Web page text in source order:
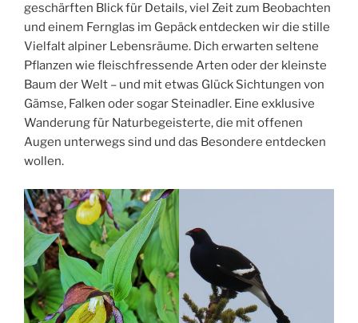
geschärften Blick für Details, viel Zeit zum Beobachten
und einem Fernglas im Gepäck entdecken wir die stille
Vielfalt alpiner Lebensräume. Dich erwarten seltene
Pflanzen wie fleischfressende Arten oder der kleinste
Baum der Welt – und mit etwas Glück Sichtungen von
Gämse, Falken oder sogar Steinadler. Eine exklusive
Wanderung für Naturbegeisterte, die mit offenen
Augen unterwegs sind und das Besondere entdecken
wollen.